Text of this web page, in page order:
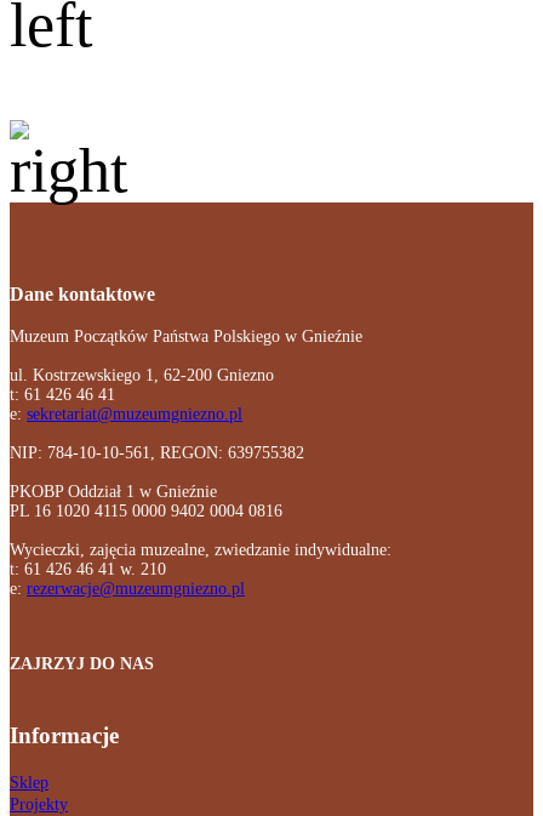
Dane kontaktowe
Muzeum Początków Państwa Polskiego w Gnieźnie
ul. Kostrzewskiego 1, 62-200 Gniezno
t: 61 426 46 41
e: sekretariat@muzeumgniezno.pl
NIP: 784-10-10-561, REGON: 639755382
PKOBP Oddział 1 w Gnieźnie
PL 16 1020 4115 0000 9402 0004 0816
Wycieczki, zajęcia muzealne, zwiedzanie indywidualne:
t: 61 426 46 41 w. 210
e: rezerwacje@muzeumgniezno.pl
ZAJRZYJ DO NAS
Informacje
Sklep
Projekty